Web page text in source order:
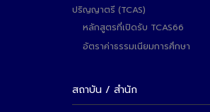
ปริญญาตรี (TCAS)
หลักสูตรที่เปิดรับ TCAS66
อัตราค่าธรรมเนียมการศึกษา
สถาบัน / สำนัก